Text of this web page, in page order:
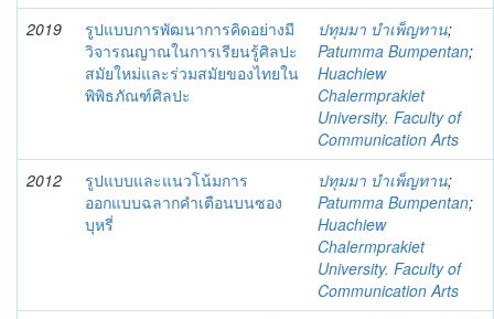
2019
รูปแบบการพัฒนาการคิดอย่างมี
วิจารณญาณในการเรียนรู้ศิลปะ
สมัยใหม่และร่วมสมัยของไทยใน
พิพิธภัณฑ์ศิลปะ
ปทุมมา บำเพ็ญทาน;
Patumma Bumpentan;
Huachiew
Chalermprakiet
University. Faculty of
Communication Arts
2012
รูปแบบและแนวโน้มการ
ออกแบบฉลากคำเตือนบนซอง
บุหรี่
ปทุมมา บำเพ็ญทาน;
Patumma Bumpentan;
Huachiew
Chalermprakiet
University. Faculty of
Communication Arts